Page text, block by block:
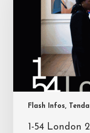
Flash Infos,
1-54 London